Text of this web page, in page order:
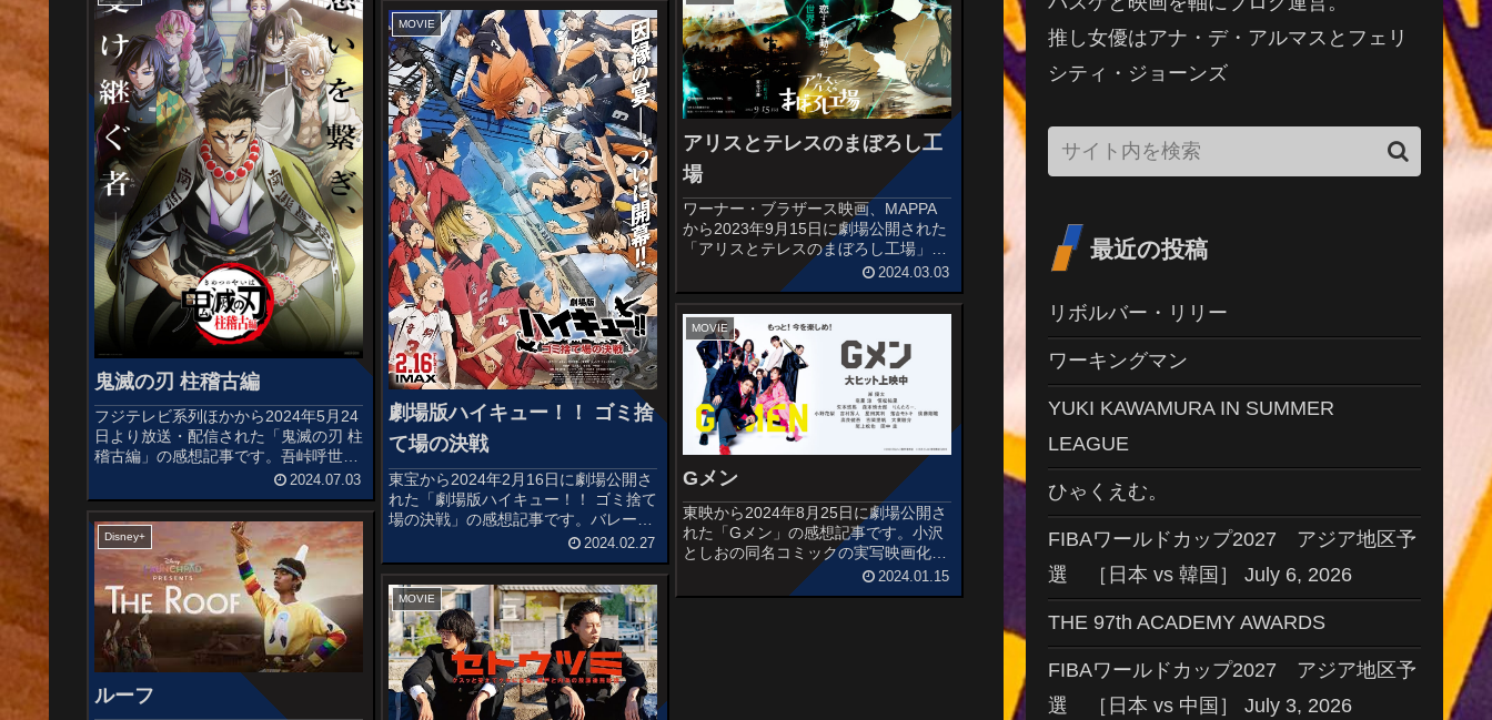
インメント「ベイビーわるきゅーれ」
(2021)の第2弾。オススメ...
鬼滅の刃 柱稽古編
フジテレビ系列ほかから2024年5月24
日より放送・配信された「鬼滅の刃 柱
稽古編」の感想記事です。吾峠呼世晴
の同名漫画を原作としたテレビアニメ
シリーズの第四弾です。オススメ度あ
らすじ＆予告編傷も回復した炭治郎は
柱稽古に参加するため、まずは...
2024.07.03
アリスとテレスのまぼろし工
場
ワーナー・ブラザース映画、MAPPA
から2023年9月15日に劇場公開された
「アリスとテレスのまぼろし工場」の
感想記事です。岡田麿里による『さよ
ならの朝に約束の花をかざろう』
(2018)に続くオリジナル作品第二弾。
オススメ度あらすじ＆予告編...
2024.03.03
MOVIE
劇場版ハイキュー！！ ゴミ捨
て場の決戦
東宝から2024年2月16日に劇場公開さ
れた「劇場版ハイキュー！！ ゴミ捨て
場の決戦」の感想記事です。バレーボ
ールにかける高校生たちの熱い青春を
描いた古舘春一の人気漫画を原作とす
る大ヒットアニメ「ハイキュー!!」の
続編となる作品で、原作の中...
2024.02.27
MOVIE
Gメン
東映から2024年8月25日に劇場公開さ
れた「Gメン」の感想記事です。小沢
としおの同名コミックの実写映画化作
品です。オススメ度あらすじ＆予告編
4つの女子高に囲まれた私立武華男子
2024.01.15
Disney+
ルーフ
MOVIE
推し女優はアナ・デ・アルマスとフェリ
シティ・ジョーンズ
最近の投稿
リボルバー・リリー
ワーキングマン
YUKI KAWAMURA IN SUMMER
LEAGUE
ひゃくえむ。
FIBAワールドカップ2027 アジア地区予
選 ［日本 vs 韓国］ July 6, 2026
THE 97th ACADEMY AWARDS
FIBAワールドカップ2027 アジア地区予
選 ［日本 vs 中国］ July 3, 2026